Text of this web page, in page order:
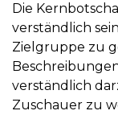
Die
verständlich
Zielgruppe zu
verständlich
Zuschauer zu